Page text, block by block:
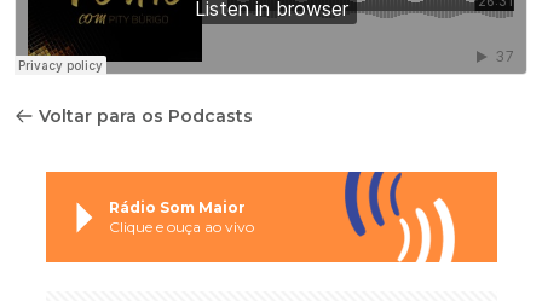
Voltar para os Podcasts
Rádio Som Maior
Clique e ouça ao vivo